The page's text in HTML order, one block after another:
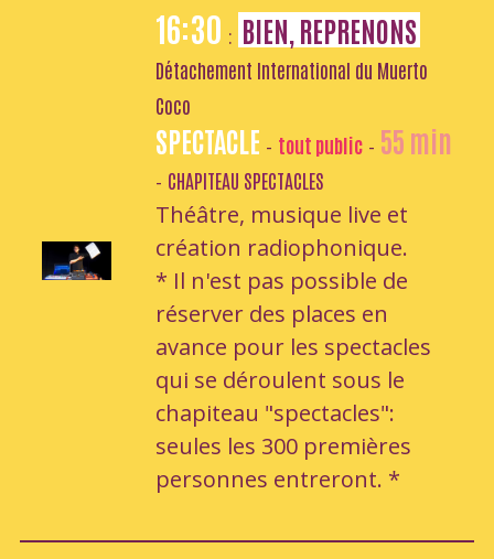
16:30 : BIEN, REPRENONS
Détachement International du Muerto
Coco
SPECTACLE - tout public- 55 min
- CHAPITEAU SPECTACLES
Théâtre, musique live et
création radiophonique.
* Il n'est pas possible de
réserver des places en
avance pour les spectacles
qui se déroulent sous le
chapiteau "spectacles":
seules les 300 premières
personnes entreront. *